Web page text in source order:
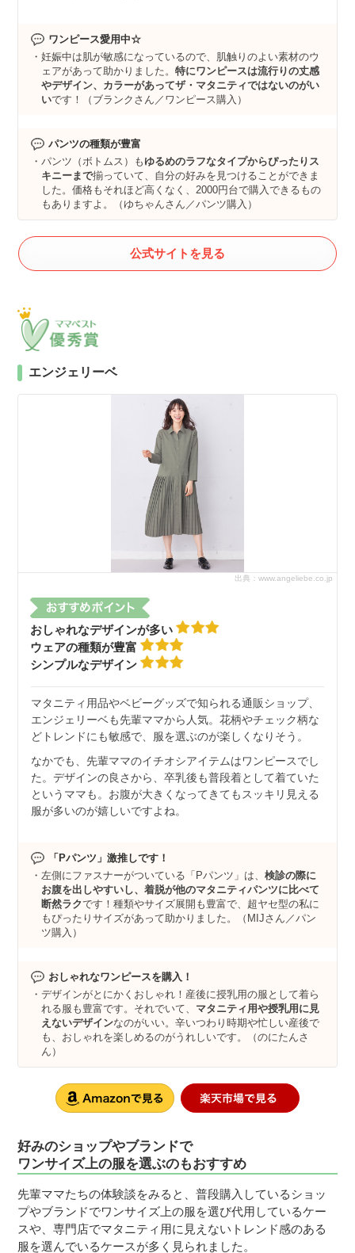
ワンピース愛用中☆
妊娠中は肌が敏感になっているので、肌触りのよい素材のウ
ェアがあって助かりました。特にワンピースは流行りの丈感
やデザイン、カラーがあってザ・マタニティではないのがい
いです！（ブランクさん／ワンピース購入）
パンツの種類が豊富
パンツ（ボトムス）もゆるめのラフなタイプからぴったりス
キニーまで揃っていて、自分の好みを見つけることができま
した。価格もそれほど高くなく、2000円台で購入できるもの
もありますよ。（ゆちゃんさん／パンツ購入）
公式サイトを見る
エンジェリーベ
出典：www.angeliebe.co.jp
おしゃれなデザインが多い
ウェアの種類が豊富
シンプルなデザイン
マタニティ用品やベビーグッズで知られる通販ショップ、
エンジェリーベも先輩ママから人気。花柄やチェック柄な
どトレンドにも敏感で、服を選ぶのが楽しくなりそう。
なかでも、先輩ママのイチオシアイテムはワンピースでし
た。デザインの良さから、卒乳後も普段着として着ていた
というママも。お腹が大きくなってきてもスッキリ見える
服が多いのが嬉しいですよね。
「Pパンツ」激推しです！
左側にファスナーがついている「Pパンツ」は、検診の際に
お腹を出しやすいし、着脱が他のマタニティパンツに比べて
断然ラクです！種類やサイズ展開も豊富で、超ヤセ型の私に
もぴったりサイズがあって助かりました。（MIJさん／パン
ツ購入）
おしゃれなワンピースを購入！
デザインがとにかくおしゃれ！産後に授乳用の服として着ら
れる服も豊富です。それでいて、 マタニティ用や授乳用に見
えないデザインなのがいい。辛いつわり時期や忙しい産後で
も、おしゃれを楽しめるのがうれしいです。（のにたんさ
ん）
好みのショップやブランドで
ワンサイズ上の服を選ぶのもおすすめ
先輩ママたちの体験談をみると、普段購入しているショッ
プやブランドでワンサイズ上の服を選び代用しているケー
スや、専門店でマタニティ用に見えないトレンド感のある
服を選んでいるケースが多く見られました。